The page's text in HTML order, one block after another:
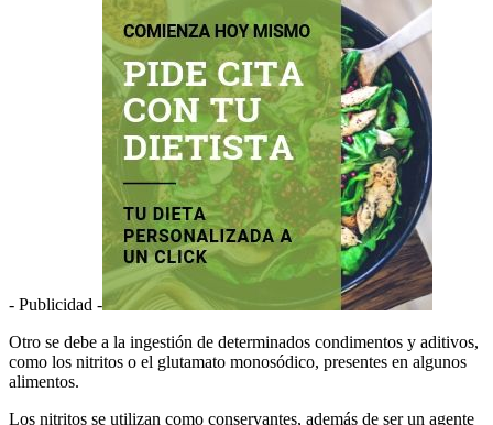
- Publicidad -
Otro se debe a la ingestión de determinados condimentos y aditivos,
como los nitritos o el glutamato monosódico, presentes en algunos
alimentos.
Los nitritos se utilizan como conservantes, además de ser un agente